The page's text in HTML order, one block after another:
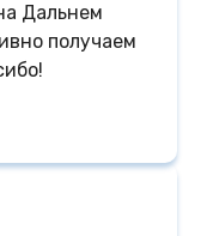
Дальнем
получаем